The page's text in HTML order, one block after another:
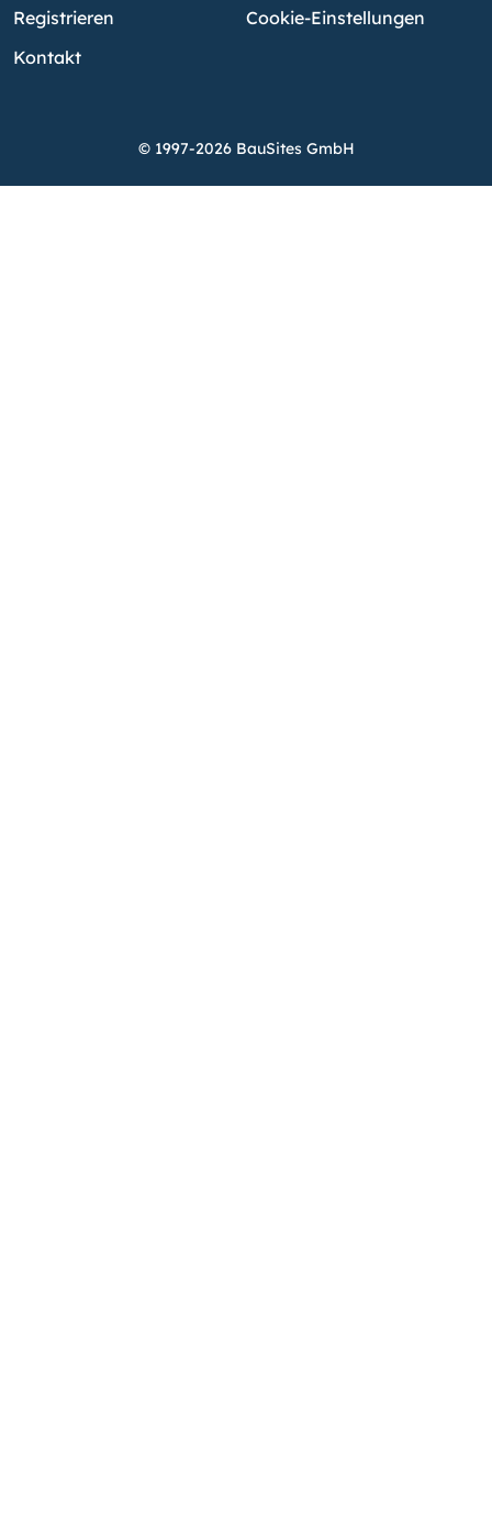
Registrieren
Kontakt
Cookie-Einstellungen
© 1997-2026 BauSites GmbH